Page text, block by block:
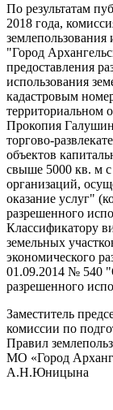
По результатам
2018 года,
"Город
предоставления
использования
кадастровым
территориальном
Прокопия
торгово-
объектов
свыше 5000 кв. м
организаций,
оказание услуг"
разрешенного
Классификатору
земельных
экономического
01.09.2014 № 540
разрешенного
Заместитель
комиссии по
Правил
МО
А.Н.Юницына